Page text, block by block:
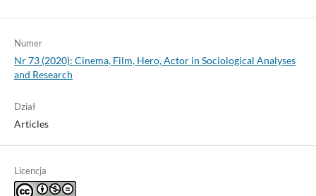
Numer
Nr 73 (2020): Cinema, Film, Hero, Actor in Sociological Analyses
and Research
Dział
Articles
Licencja